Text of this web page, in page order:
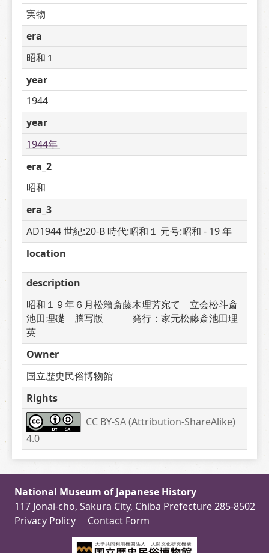
実物
era
昭和１
year
1944
year
1944年
era_2
昭和
era_3
AD1944 世紀:20-B 時代:昭和１ 元号:昭和 - 19 年
location
description
昭和１９年６月松籟斎藤木理芳宛て　立会松斗斎
池田理礎　謄写版　　　発行：家元松藤斎池田理
英
Owner
国立歴史民俗博物館
Rights
CC BY-SA (Attribution-ShareAlike)
4.0
National Museum of Japanese History
117 Jonai-cho, Sakura City, Chiba Prefecture 285-8502
Privacy Policy
Contact Form